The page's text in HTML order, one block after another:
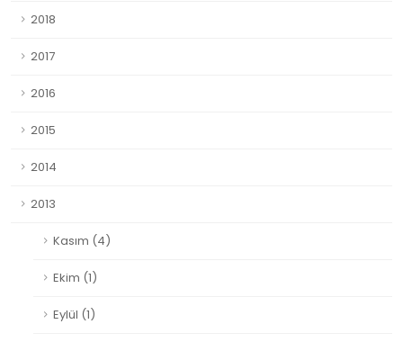
2018
2017
2016
2015
2014
2013
Kasım (4)
Ekim (1)
Eylül (1)